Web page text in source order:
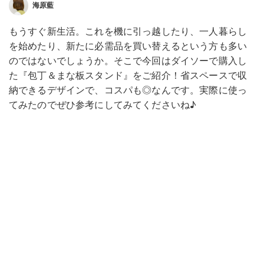
海原藍
もうすぐ新生活。これを機に引っ越したり、一人暮らし
を始めたり、新たに必需品を買い替えるという方も多い
のではないでしょうか。そこで今回はダイソーで購入し
た『包丁＆まな板スタンド』をご紹介！省スペースで収
納できるデザインで、コスパも◎なんです。実際に使っ
てみたのでぜひ参考にしてみてくださいね♪